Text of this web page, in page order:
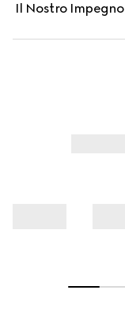
Il Nostro Impegno